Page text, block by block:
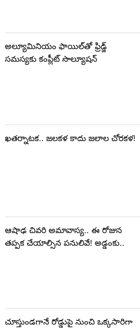
అల్యూమినియం ఫాయిల్‌తో ఫ్రిడ్జ్
సమస్యకు కంప్లీట్ సొల్యూషన్
ఖతర్నాటక.. జలకళ కాదు జలాల చోరకళ!
ఆషాఢ చివరి అమావాస్య.. ఈ రోజున
తప్పక చేయాల్సిన పనులివే! అడ్డంకు..
చూస్తుండగానే రోడ్డుపై నుంచి ఒక్కసారిగా